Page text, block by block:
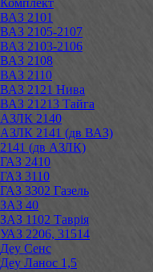
ВАЗ 2101
ВАЗ 2105-2107
ВАЗ 2103-2106
ВАЗ 2108
ВАЗ 2110
ВАЗ 2121 Нива
ВАЗ 21213 Тайга
АЗЛК 2140
АЗЛК 2141 (дв ВАЗ)
2141 (дв АЗЛК)
ГАЗ 2410
ГАЗ 3110
ГАЗ 3302 Газель
ЗАЗ 40
ЗАЗ 1102 Таврія
УАЗ 2206, 31514
Деу Сенс
Деу Ланос 1,5